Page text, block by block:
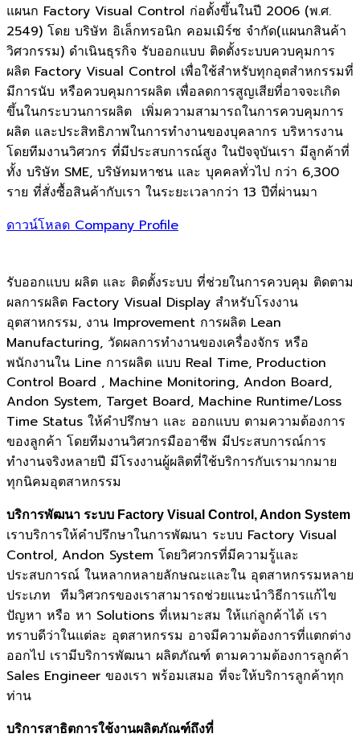
แผนก Factory Visual Control ก่อตั้งขึ้นในปี 2006 (พ.ศ.
2549) โดย บริษัท อิเล็กทรอนิก คอมเมิร์ซ จำกัด(แผนกสินค้า
วิศวกรรม) ดำเนินธุรกิจ รับออกแบบ ติดตั้งระบบควบคุมการ
ผลิต Factory Visual Control เพื่อใช้สำหรับทุกอุตสําหกรรมที่
มีการนับ หรือควบคุมการผลิต เพื่อลดการสูญเสียที่อาจจะเกิด
ขึ้นในกระบวนการผลิต เพิ่มความสามารถในการควบคุมการ
ผลิต และประสิทธิภาพในการทำงานของบุคลากร บริหารงาน
โดยทีมงานวิศวกร ที่มีประสบการณ์สูง ในปัจจุบันเรา มีลูกค้าที่
ทั้ง บริษัท SME, บริษัทมหาชน และ บุคคลทั่วไป กว่า 6,300
ราย ที่สั่งซื้อสินค้ากับเรา ในระยะเวลากว่า 13 ปีที่ผ่านมา
ดาวน์โหลด Company Profile
รับออกแบบ ผลิต และ ติดตั้งระบบ ที่ช่วยในการควบคุม ติดตาม
ผลการผลิต Factory Visual Display สำหรับโรงงาน
อุตสาหกรรม, งาน Improvement การผลิต Lean
Manufacturing, วัดผลการทำงานของเครื่องจักร หรือ
พนักงานใน Line การผลิต แบบ Real Time, Production
Control Board , Machine Monitoring, Andon Board,
Andon System, Target Board, Machine Runtime/Loss
Time Status ให้คำปรึกษา และ ออกแบบ ตามความต้องการ
ของลูกค้า โดยทีมงานวิศวกรมืออาชีพ มีประสบการณ์การ
ทำงานจริงหลายปี มีโรงงานผู้ผลิตที่ใช้บริการกับเรามากมาย
ทุกนิคมอุตสาหกรรม
บริการพัฒนา ระบบ Factory Visual Control, Andon System
เราบริการให้คำปรึกษาในการพัฒนา ระบบ Factory Visual
Control, Andon System โดยวิศวกรที่มีความรู้และ
ประสบการณ์ ในหลากหลายลักษณะและใน อุตสาหกรรมหลาย
ประเภท ทีมวิศวกรของเราสามารถช่วยแนะนำวิธีการแก้ไข
ปัญหา หรือ หา Solutions ที่เหมาะสม ให้แก่ลูกค้าได้ เรา
ทราบดีว่าในแต่ละ อุตสาหกรรม อาจมีความต้องการที่แตกต่าง
ออกไป เรามีบริการพัฒนา ผลิตภัณฑ์ ตามความต้องการลูกค้า
Sales Engineer ของเรา พร้อมเสมอ ที่จะให้บริการลูกค้าทุก
ท่าน
บริการสาธิตการใช้งานผลิตภัณฑ์ถึงที่